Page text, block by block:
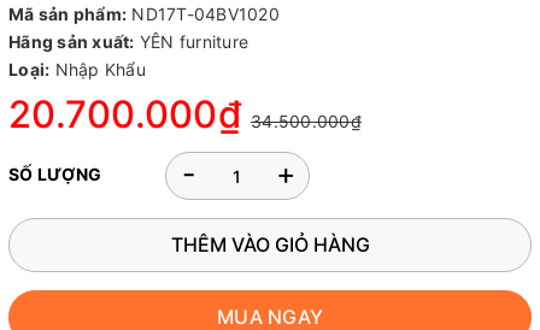
Mã sản phẩm: ND17T-04BV1020
Hãng sản xuất: YÊN furniture
Loại: Nhập Khẩu
20.700.000₫ 34.500.000₫
SỐ LƯỢNG +
-
THÊM VÀO GIỎ HÀNG
MUA NGAY